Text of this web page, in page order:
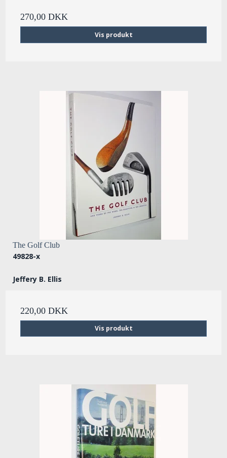
270,00 DKK
Vis produkt
The Golf Club
49828-x
Jeffery B. Ellis
220,00 DKK
Vis produkt